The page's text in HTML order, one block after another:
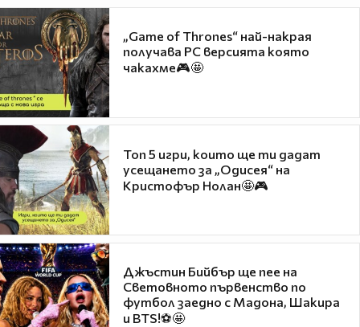
„Game of Thrones“ най-накрая
получава PC версията която
чакахме🎮🤩
Топ 5 игри, които ще ти дадат
усещането за „Одисея“ на
Кристофър Нолан🤩🎮
Джъстин Бийбър ще пее на
Световното първенство по
футбол заедно с Мадона, Шакира
и BTS!⚽🤩